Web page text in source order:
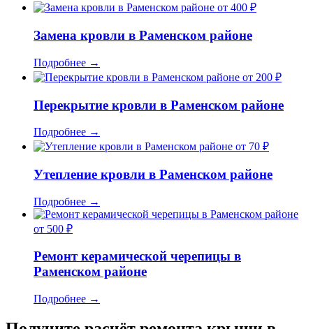
от 400 ₽
Замена кровли в Раменском районе
Подробнее →
от 200 ₽
Перекрытие кровли в Раменском районе
Подробнее →
от 70 ₽
Утепление кровли в Раменском районе
Подробнее →
от 500 ₽
Ремонт керамической черепицы в
Раменском районе
Подробнее →